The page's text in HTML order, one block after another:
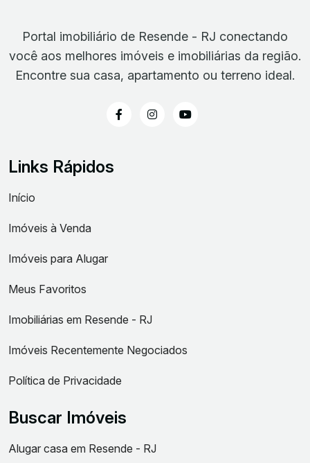
Portal imobiliário de Resende - RJ conectando
você aos melhores imóveis e imobiliárias da região.
Encontre sua casa, apartamento ou terreno ideal.
Links Rápidos
Início
Imóveis à Venda
Imóveis para Alugar
Meus Favoritos
Imobiliárias em Resende - RJ
Imóveis Recentemente Negociados
Política de Privacidade
Buscar Imóveis
Alugar casa em Resende - RJ